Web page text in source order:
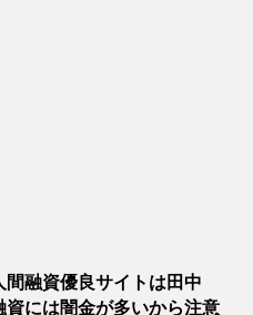
間融資優良サイトは田中
資には闇金が多いから注意